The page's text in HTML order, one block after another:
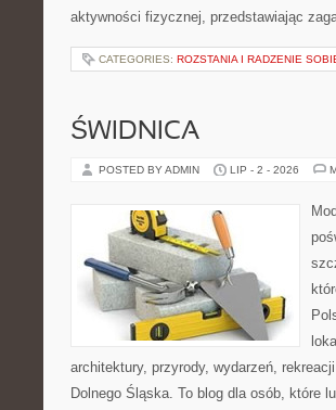
aktywności fizycznej, przedstawiając
CATEGORIES: ROZSTANIA I RADZENIE
ŚWIDNICA
POSTED BY ADMIN LIP - 2 - 2026
architektury, przyrody, wydarzeń,
Dolnego Śląska. To blog dla osób, które